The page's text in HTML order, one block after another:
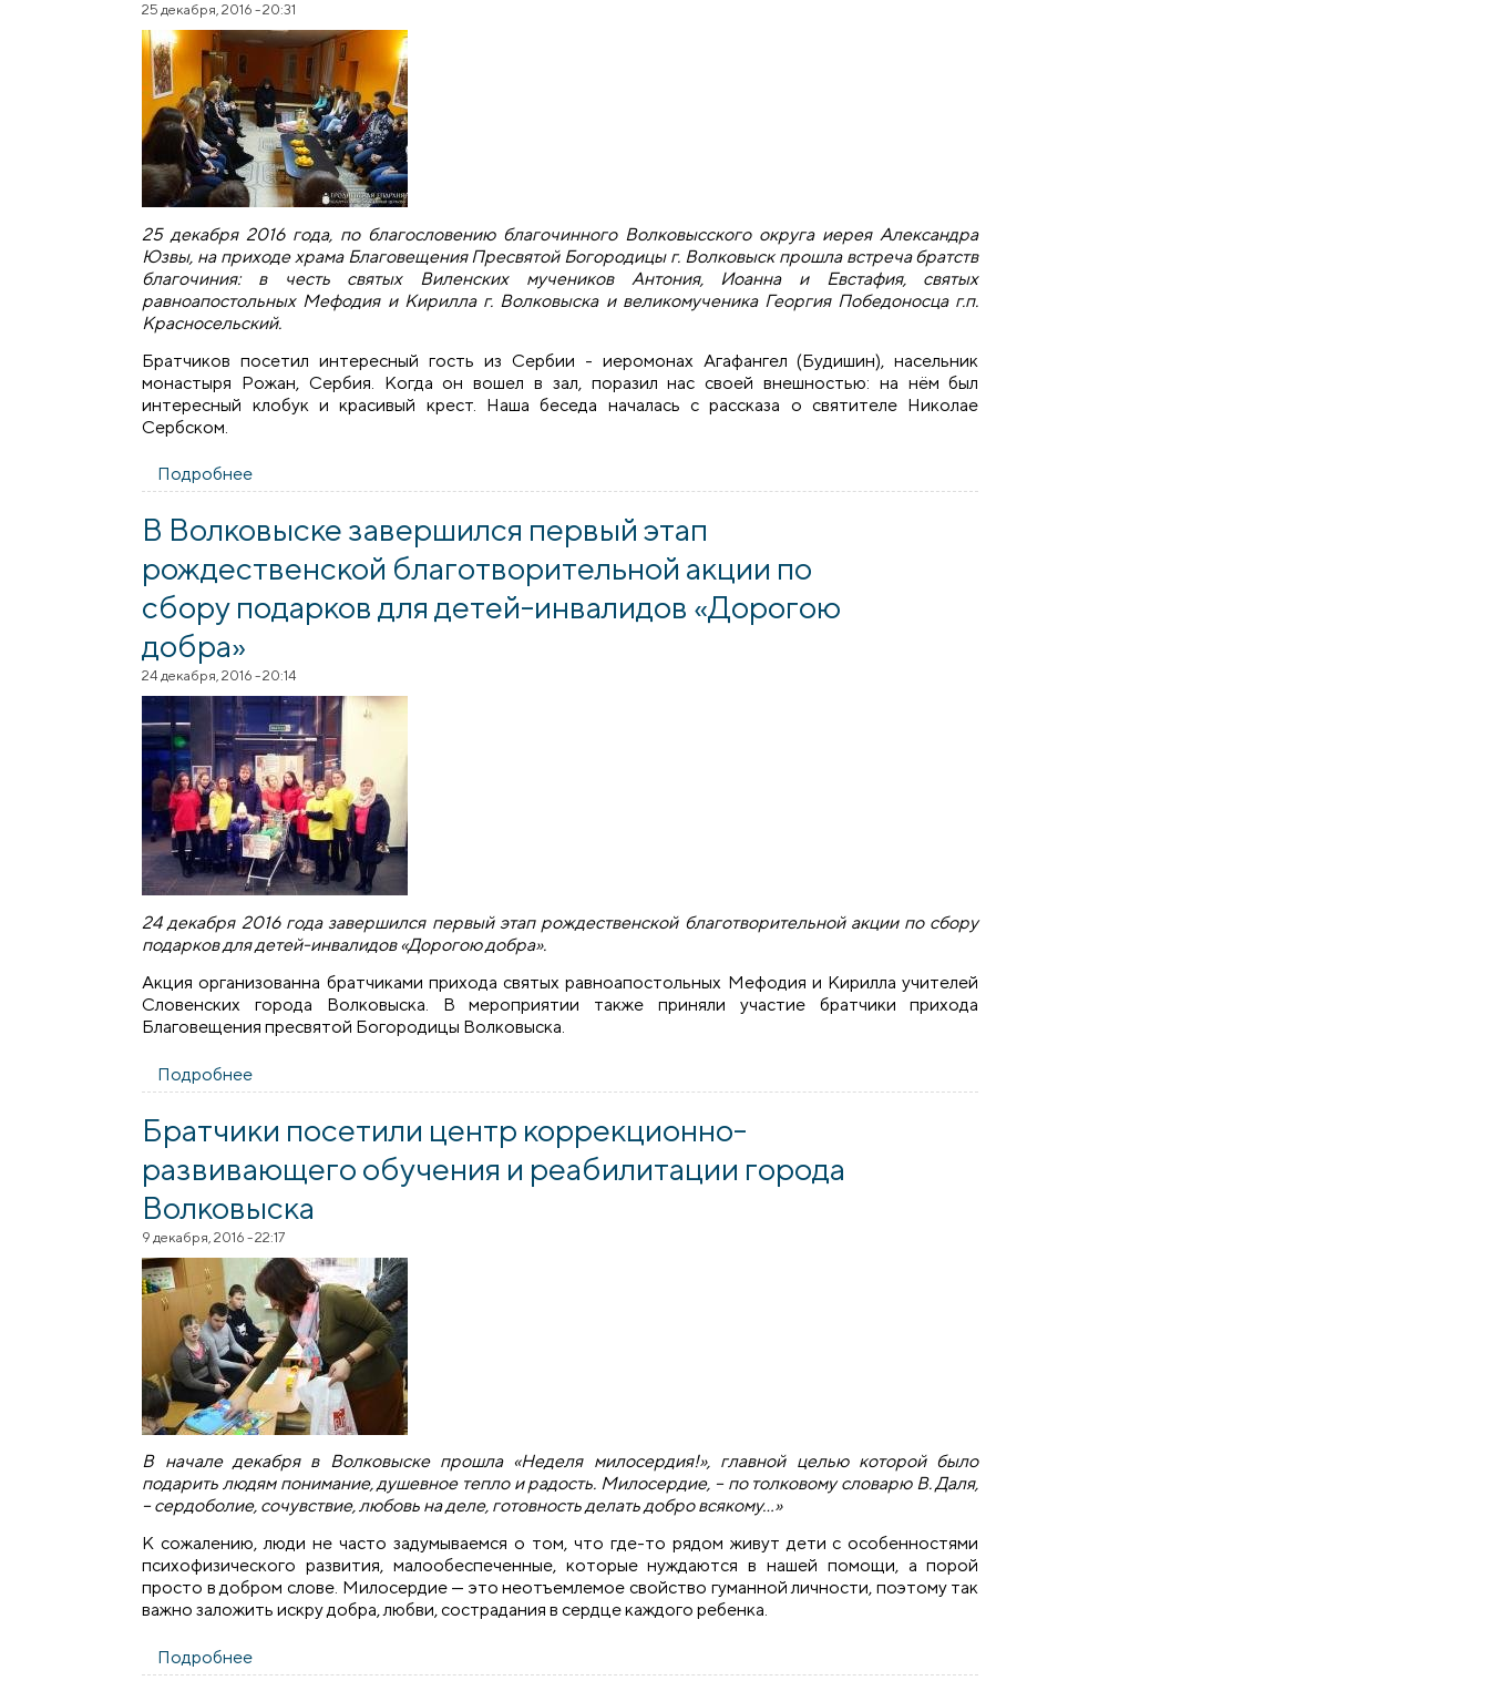
25 декабря, 2016 - 20:31
25 декабря 2016 года, по благословению благочинного Волковысского округа иерея Александра
Юзвы, на приходе храма Благовещения Пресвятой Богородицы г. Волковыск прошла встреча братств
благочиния: в честь святых Виленских мучеников Антония, Иоанна и Евстафия, святых
равноапостольных Мефодия и Кирилла г. Волковыска и великомученика Георгия Победоносца г.п.
Красносельский.
Братчиков посетил интересный гость из Сербии - иеромонах Агафангел (Будишин), насельник
монастыря Рожан, Сербия. Когда он вошел в зал, поразил нас своей внешностью: на нём был
интересный клобук и красивый крест. Наша беседа началась с рассказа о святителе Николае
Сербском.
Подробнее
В Волковыске завершился первый этап
рождественской благотворительной акции по
сбору подарков для детей-инвалидов «Дорогою
добра»
24 декабря, 2016 - 20:14
24 декабря 2016 года завершился первый этап рождественской благотворительной акции по сбору
подарков для детей-инвалидов «Дорогою добра».
Акция организованна братчиками прихода святых равноапостольных Мефодия и Кирилла учителей
Словенских города Волковыска. В мероприятии также приняли участие братчики прихода
Благовещения пресвятой Богородицы Волковыска.
Подробнее
Братчики посетили центр коррекционно-
развивающего обучения и реабилитации города
Волковыска
9 декабря, 2016 - 22:17
В начале декабря в Волковыске прошла «Неделя милосердия!», главной целью которой было
подарить людям понимание, душевное тепло и радость. Милосердие, – по толковому словарю В. Даля,
– сердоболие, сочувствие, любовь на деле, готовность делать добро всякому…»
К сожалению, люди не часто задумываемся о том, что где-то рядом живут дети c особенностями
психофизического развития, малообеспеченные, которые нуждаются в нашей помощи, а порой
просто в добром слове. Милосердие — это неотъемлемое свойство гуманной личности, поэтому так
важно заложить искру добра, любви, сострадания в сердце каждого ребенка.
Подробнее